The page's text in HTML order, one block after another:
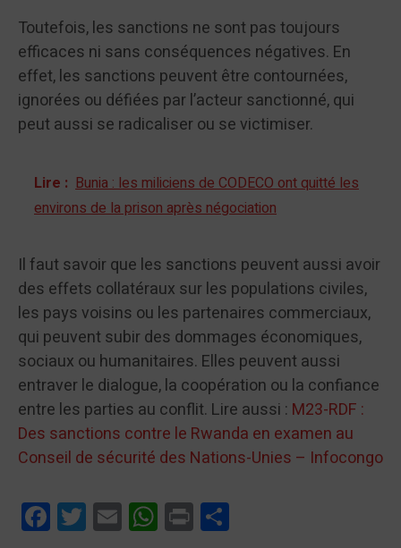
Toutefois, les sanctions ne sont pas toujours
efficaces ni sans conséquences négatives. En
effet, les sanctions peuvent être contournées,
ignorées ou défiées par l’acteur sanctionné, qui
peut aussi se radicaliser ou se victimiser.
Lire : Bunia : les miliciens de CODECO ont quitté les
environs de la prison après négociation
Il faut savoir que les sanctions peuvent aussi avoir
des effets collatéraux sur les populations civiles,
les pays voisins ou les partenaires commerciaux,
qui peuvent subir des dommages économiques,
sociaux ou humanitaires. Elles peuvent aussi
entraver le dialogue, la coopération ou la confiance
entre les parties au conflit. Lire aussi : M23-RDF :
Des sanctions contre le Rwanda en examen au
Conseil de sécurité des Nations-Unies – Infocongo
FacebookTwitterEmail WhatsApp
Print